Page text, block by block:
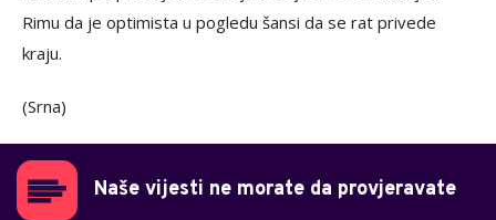
Rimu da je optimista u pogledu šansi da se rat privede
kraju.
(Srna)
Naše vijesti ne morate da provjeravate